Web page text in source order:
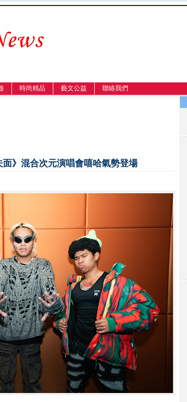
時尚精品 藝文公益 聯絡我們
》混合次元演唱會嘻哈氣勢登場